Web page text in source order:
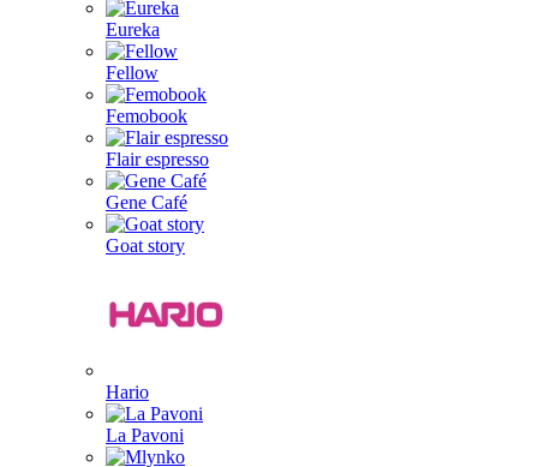
Eureka
Fellow
Femobook
Flair espresso
Gene Café
Goat story
Hario
La Pavoni